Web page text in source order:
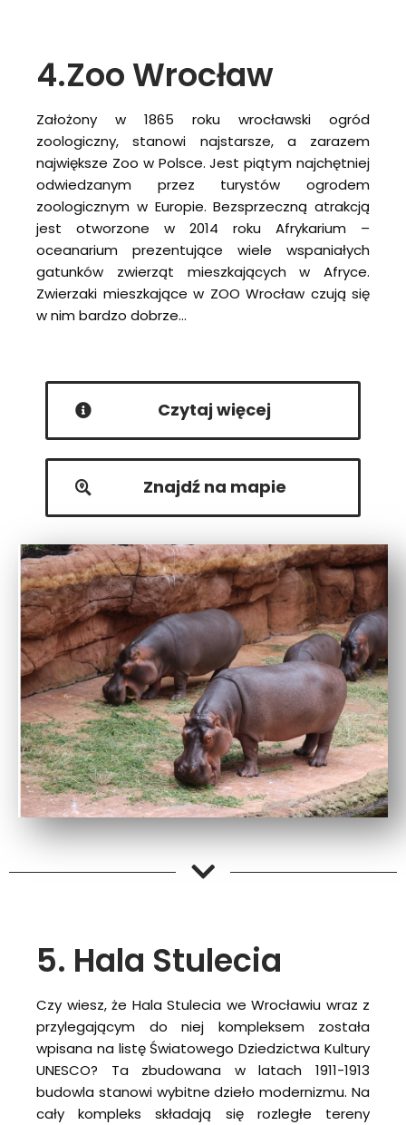
4.Zoo Wrocław
Założony w 1865 roku wrocławski ogród
zoologiczny, stanowi najstarsze, a zarazem
największe Zoo w Polsce. Jest piątym najchętniej
odwiedzanym przez turystów ogrodem
zoologicznym w Europie. Bezsprzeczną atrakcją
jest otworzone w 2014 roku Afrykarium –
oceanarium prezentujące wiele wspaniałych
gatunków zwierząt mieszkających w Afryce.
Zwierzaki mieszkające w ZOO Wrocław czują się
w nim bardzo dobrze…
Czytaj więcej
Znajdź na mapie
5. Hala Stulecia
Czy wiesz, że Hala Stulecia we Wrocławiu wraz z
przylegającym do niej kompleksem została
wpisana na listę Światowego Dziedzictwa Kultury
UNESCO? Ta zbudowana w latach 1911-1913
budowla stanowi wybitne dzieło modernizmu. Na
cały kompleks składają się rozległe tereny